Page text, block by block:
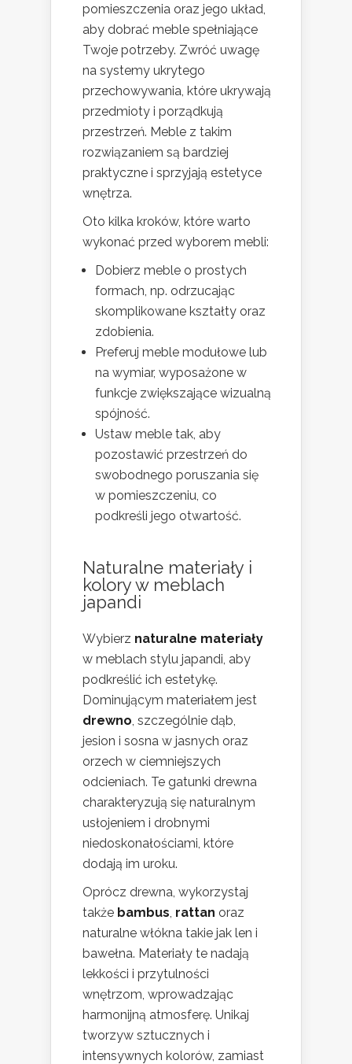
pomieszczenia oraz jego układ,
aby dobrać meble spełniające
Twoje potrzeby. Zwróć uwagę
na systemy ukrytego
przechowywania, które ukrywają
przedmioty i porządkują
przestrzeń. Meble z takim
rozwiązaniem są bardziej
praktyczne i sprzyjają estetyce
wnętrza.
Oto kilka kroków, które warto
wykonać przed wyborem mebli:
Dobierz meble o prostych
formach, np. odrzucając
skomplikowane kształty oraz
zdobienia.
Preferuj meble modułowe lub
na wymiar, wyposażone w
funkcje zwiększające wizualną
spójność.
Ustaw meble tak, aby
pozostawić przestrzeń do
swobodnego poruszania się
w pomieszczeniu, co
podkreśli jego otwartość.
Naturalne materiały i
kolory w meblach
japandi
Wybierz naturalne materiały
w meblach stylu japandi, aby
podkreślić ich estetykę.
Dominującym materiałem jest
drewno, szczególnie dąb,
jesion i sosna w jasnych oraz
orzech w ciemniejszych
odcieniach. Te gatunki drewna
charakteryzują się naturalnym
usłojeniem i drobnymi
niedoskonałościami, które
dodają im uroku.
Oprócz drewna, wykorzystaj
także bambus, rattan oraz
naturalne włókna takie jak len i
bawełna. Materiały te nadają
lekkości i przytulności
wnętrzom, wprowadzając
harmonijną atmosferę. Unikaj
tworzyw sztucznych i
intensywnych kolorów, zamiast